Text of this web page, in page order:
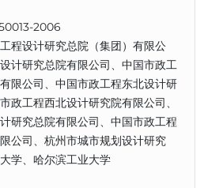
2006
程设计研究总院（集团）有限公
计研究总院有限公司、中国市政工
限公司、中国市政工程东北设计研
政工程西北设计研究院有限公司、
研究总院有限公司、中国市政工程
公司、杭州市城市规划设计研究
学、哈尔滨工业大学